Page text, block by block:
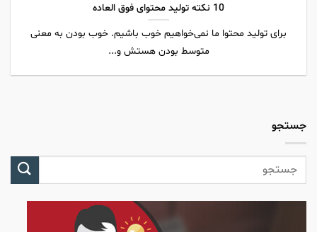
10 نکته تولید محتوای فوق العاده
برای تولید محتوا ما نمی‌خواهیم خوب باشیم. خوب بودن به معنی
متوسط بودن هستش و...
جستجو